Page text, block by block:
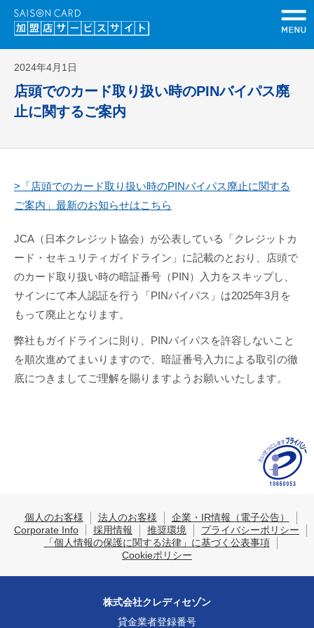
2024年4月1日
店頭でのカード取り扱い時のPINバイパス廃
止に関するご案内
>「店頭でのカード取り扱い時のPINバイパス廃止に関する
ご案内」最新のお知らせはこちら
JCA（日本クレジット協会）が公表している「クレジットカ
ード・セキュリティガイドライン」に記載のとおり、店頭で
のカード取り扱い時の暗証番号（PIN）入力をスキップし、
サインにて本人認証を行う「PINバイパス」は2025年3月を
もって廃止となります。
弊社もガイドラインに則り、PINバイパスを許容しないこと
を順次進めてまいりますので、暗証番号入力による取引の徹
底につきましてご理解を賜りますようお願いいたします。
個人のお客様 法人のお客様
企業・IR情報（電子公告）
Corporate Info
採用情報 推奨環境
プライバシーポリシー
「個人情報の保護に関する法律」に基づく公表事項
Cookieポリシー
株式会社クレディセゾン
貸金業者登録番号